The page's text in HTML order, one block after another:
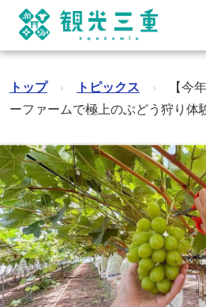
トップ › トピックス ›
【今
ーファームで極上のぶどう狩り体